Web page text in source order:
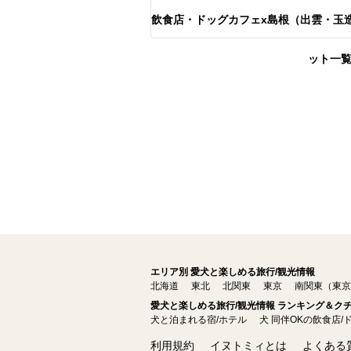
飲食店・ドッグカフェx島根（出雲・玉
ット一覧
エリア別 愛犬と楽しめる旅行/観光情報
北海道
東北 北関東 東京 南関東（東京
愛犬と楽しめる旅行/観光情報 ランキング＆ク
犬と泊まれる宿/ホテル
犬 同伴OKの飲食店/
利用規約 イヌトミィとは よくある